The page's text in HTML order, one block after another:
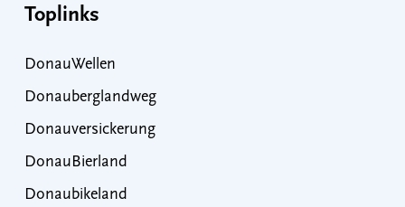
Toplinks
DonauWellen
Donauberglandweg
Donauversickerung
DonauBierland
Donaubikeland